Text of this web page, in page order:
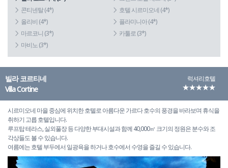
콘티넨탈 (4*)
호텔 시르미오네 (4*)
올리비 (4*)
플라미니아 (4*)
마르코니 (3*)
카툴로 (3*)
마비노 (3*)
빌라 코르티네
Villa Cortine
럭셔리호텔
★★★★★
시르미오네 마을 중심에 위치한 호텔로 아름다운 가르다 호수의 풍경을 바라보며 휴식을
취하기 고릅 호텔입니다.
루프탑 테라스, 실외풀장 등 다양한 부대시설과 함께 40,000㎡ 크기의 정원은 분수와 조
각상들도 볼 수 있습니다.
여름에는 호텔 부두에서 일광욕을 하거나 호수에서 수영을 즐길 수 있습니다.